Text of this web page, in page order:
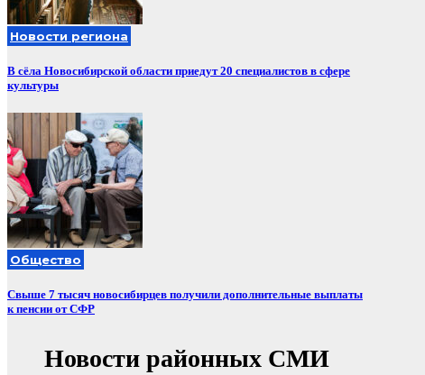
Новости региона
В сёла Новосибирской области приедут 20 специалистов в сфере
культуры
Общество
Свыше 7 тысяч новосибирцев получили дополнительные выплаты
к пенсии от СФР